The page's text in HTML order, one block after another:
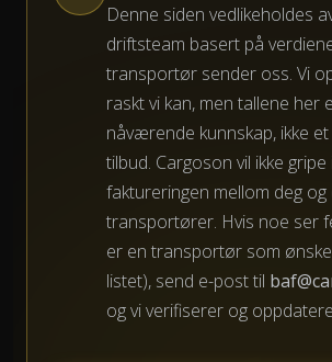
Denne siden vedlikeholdes
driftsteam basert på
transportør sender oss. Vi
raskt vi kan, men tallene her
nåværende kunnskap, ikke
tilbud. Cargoson vil ikke gripe
faktureringen mellom deg og
transportører. Hvis noe ser
er en transportør som
listet), send e-post til
og vi verifiserer og